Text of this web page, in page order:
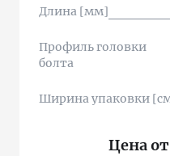
Длина [мм]
Профиль головки
болта
Ширина упаковки
Цена